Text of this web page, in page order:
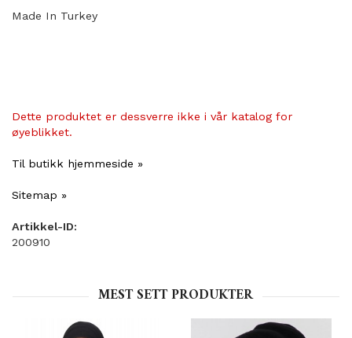
Made In Turkey
Dette produktet er dessverre ikke i vår katalog for
øyeblikket.
Til butikk hjemmeside »
Sitemap »
Artikkel-ID:
200910
MEST SETT PRODUKTER